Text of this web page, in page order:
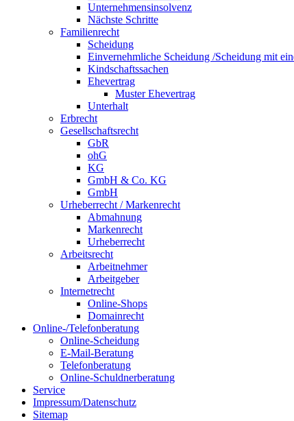
Unternehmensinsolvenz
Nächste Schritte
Familienrecht
Scheidung
Einvernehmliche Scheidung /Scheidung mit
Kindschaftssachen
Ehevertrag
Muster Ehevertrag
Unterhalt
Erbrecht
Gesellschaftsrecht
GbR
ohG
KG
GmbH & Co. KG
GmbH
Urheberrecht / Markenrecht
Abmahnung
Markenrecht
Urheberrecht
Arbeitsrecht
Arbeitnehmer
Arbeitgeber
Internetrecht
Online-Shops
Domainrecht
Online-/Telefonberatung
Online-Scheidung
E-Mail-Beratung
Telefonberatung
Online-Schuldnerberatung
Service
Impressum/Datenschutz
Sitemap